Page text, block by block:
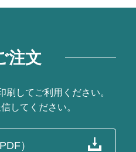
注文
刷してご利用ください。
してください。
）